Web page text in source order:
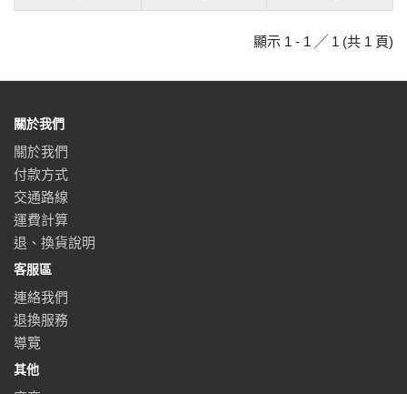
顯示 1 - 1 ╱ 1 (共 1 頁)
關於我們
關於我們
付款方式
交通路線
運費計算
退、換貨說明
客服區
連絡我們
退換服務
導覽
其他